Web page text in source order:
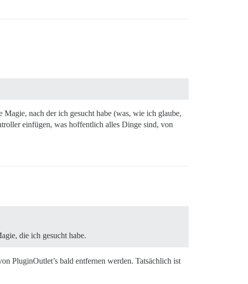
nach der ich gesucht habe (was, wie ich glaube,
einfügen, was hoffentlich alles Dinge sind, von
die ich gesucht habe.
PluginOutlet’s bald entfernen werden. Tatsächlich ist